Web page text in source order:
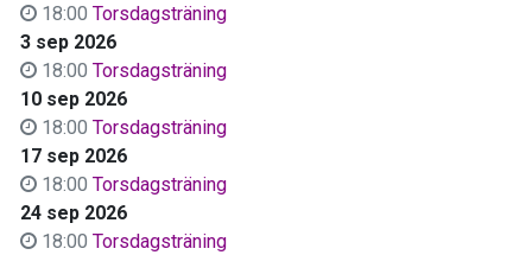
18:00 Torsdagsträning
3 sep 2026
18:00 Torsdagsträning
10 sep 2026
18:00 Torsdagsträning
17 sep 2026
18:00 Torsdagsträning
24 sep 2026
18:00 Torsdagsträning